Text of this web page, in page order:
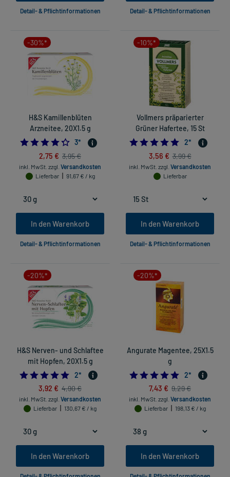
Detail- & Pflichtinformationen Detail- & Pflichtinformationen
-30%*
H&S Kamillenblüten
Arzneitee, 20X1.5 g
4.333333333333333
3*
2,75 € 3,95 €
inkl. MwSt. zzgl. Versandkosten
Lieferbar
91,67 € / kg
In den Warenkorb
Detail- & Pflichtinformationen
-10%*
Vollmers präparierter
Grüner Hafertee, 15 St
5.0
2*
3,56 € 3,99 €
inkl. MwSt. zzgl. Versandkosten
Lieferbar
In den Warenkorb
Detail- & Pflichtinformationen
-20%*
H&S Nerven- und Schlaftee
mit Hopfen, 20X1.5 g
5.0
2*
3,92 € 4,90 €
inkl. MwSt. zzgl. Versandkosten
Lieferbar
130,67 € / kg
In den Warenkorb
-20%*
Angurate Magentee, 25X1.5
g
5.0
2*
7,43 € 9,29 €
inkl. MwSt. zzgl. Versandkosten
Lieferbar
198,13 € / kg
In den Warenkorb